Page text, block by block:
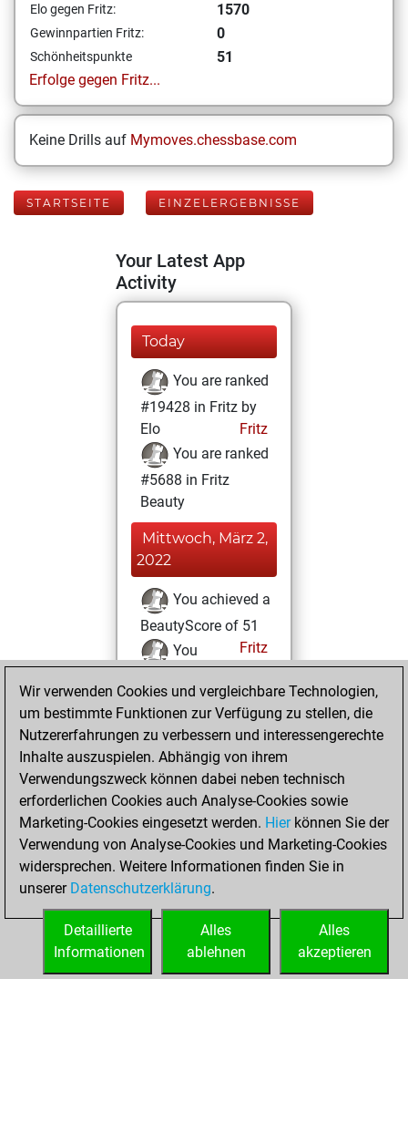
Elo gegen Fritz: 1570
Gewinnpartien Fritz: 0
Schönheitspunkte
51
Erfolge gegen Fritz...
Keine Drills auf Mymoves.chessbase.com
STARTSEITE EINZELERGEBNISSE
Your Latest App
Activity
Today
You are ranked
#19428 in Fritz by
Elo
Fritz
You are ranked
#5688 in Fritz
Beauty
Mittwoch, März 2,
2022
You achieved a
BeautyScore of 51
Fritz
You
of 1570
You created
your Fritz account
Dienstag, März 1,
2022
You played 12
blitz games
Play
You scored +5
=0 -7 in blitz
Wir verwenden Cookies und vergleichbare Technologien,
um bestimmte Funktionen zur Verfügung zu stellen, die
Nutzererfahrungen zu verbessern und interessengerechte
Inhalte auszuspielen. Abhängig von ihrem
Verwendungszweck können dabei neben technisch
erforderlichen Cookies auch Analyse-Cookies sowie
Marketing-Cookies eingesetzt werden. Hierkönnen Sie der
Verwendung von Analyse-Cookies und Marketing-Cookies
widersprechen. Weitere Informationen finden Sie in
unserer Datenschutzerklärung.
Alles
akzeptieren
Alles
ablehnen
Detaillierte
Informationen